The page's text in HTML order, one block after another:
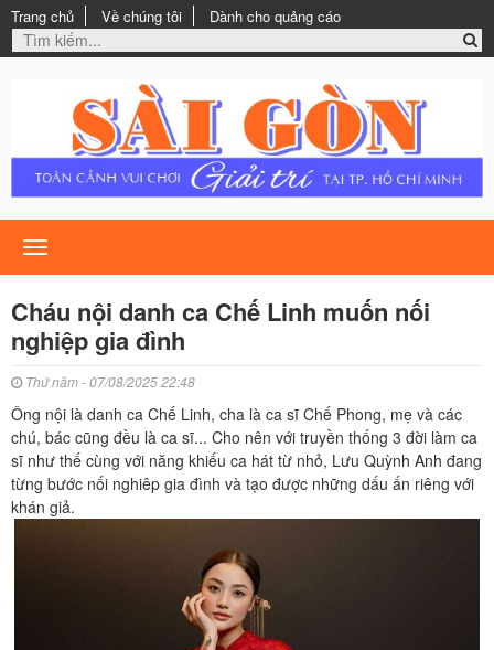
Trang chủ Về chúng tôi Dành cho quảng cáo
Toggle
navigation
Cháu nội danh ca Chế Linh muốn nối
nghiệp gia đình
Thứ năm - 07/08/2025 22:48
Ông nội là danh ca Chế Linh, cha là ca sĩ Chế Phong, mẹ và các
chú, bác cũng đều là ca sĩ... Cho nên với truyền thống 3 đời làm ca
sĩ như thế cùng với năng khiếu ca hát từ nhỏ, Lưu Quỳnh Anh đang
từng bước nối nghiêp gia đình và tạo được những dấu ấn riêng với
khán giả.